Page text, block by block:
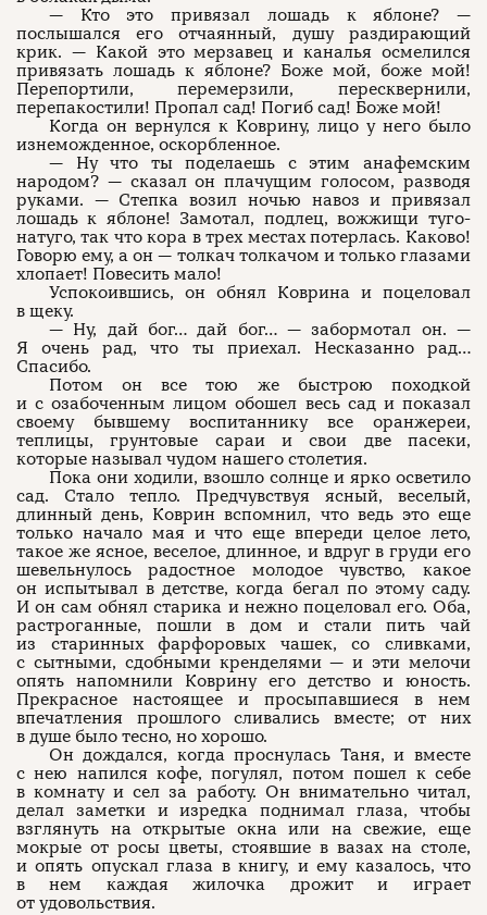
— Кто это привязал лошадь к яблоне? —
послышался его отчаянный, душу раздирающий
крик. — Какой это мерзавец и каналья осмелился
привязать лошадь к яблоне? Боже мой, боже мой!
Перепортили, перемерзили, пересквернили,
перепакостили! Пропал сад! Погиб сад! Боже мой!
Когда он вернулся к Коврину, лицо у него было
изнеможденное, оскорбленное.
— Ну что ты поделаешь с этим анафемским
народом? — сказал он плачущим голосом, разводя
руками. — Степка возил ночью навоз и привязал
лошадь к яблоне! Замотал, подлец, вожжищи туго-
натуго, так что кора в трех местах потерлась. Каково!
Говорю ему, а он — толкач толкачом и только глазами
хлопает! Повесить мало!
Успокоившись, он обнял Коврина и поцеловал
в щеку.
— Ну, дай бог… дай бог… — забормотал он. —
Я очень рад, что ты приехал. Несказанно рад…
Спасибо.
Потом он все тою же быстрою походкой
и с озабоченным лицом обошел весь сад и показал
своему бывшему воспитаннику все оранжереи,
теплицы, грунтовые сараи и свои две пасеки,
которые называл чудом нашего столетия.
Пока они ходили, взошло солнце и ярко осветило
сад. Стало тепло. Предчувствуя ясный, веселый,
длинный день, Коврин вспомнил, что ведь это еще
только начало мая и что еще впереди целое лето,
такое же ясное, веселое, длинное, и вдруг в груди его
шевельнулось радостное молодое чувство, какое
он испытывал в детстве, когда бегал по этому саду.
И он сам обнял старика и нежно поцеловал его. Оба,
растроганные, пошли в дом и стали пить чай
из старинных фарфоровых чашек, со сливками,
с сытными, сдобными кренделями — и эти мелочи
опять напомнили Коврину его детство и юность.
Прекрасное настоящее и просыпавшиеся в нем
впечатления прошлого сливались вместе; от них
в душе было тесно, но хорошо.
Он дождался, когда проснулась Таня, и вместе
с нею напился кофе, погулял, потом пошел к себе
в комнату и сел за работу. Он внимательно читал,
делал заметки и изредка поднимал глаза, чтобы
взглянуть на открытые окна или на свежие, еще
мокрые от росы цветы, стоявшие в вазах на столе,
и опять опускал глаза в книгу, и ему казалось, что
в нем каждая жилочка дрожит и играет
от удовольствия.